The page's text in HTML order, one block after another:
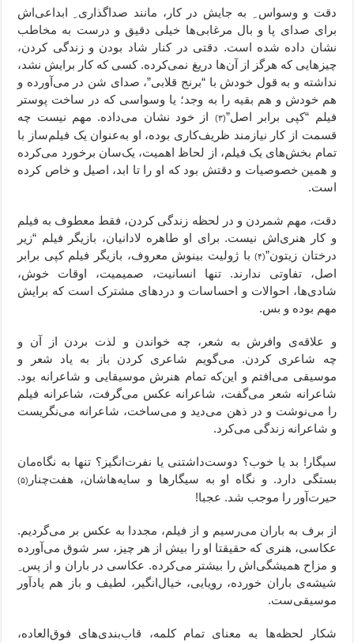
دقت و وسواس ِ به جایش در کار، مانند صداگذاری ِ ابداعی‌اش
برای صدای پا و بال مرغابی‌ها خیلی دقیق و درست به مخاطب
نشان داده شده است. دقتی در کنار شاد بودن و زندگی کردن،
چیزهایی که هرگز از آن‌ها دریغ نمی‌کرده. کسی که کار برایش نشد،
نداشته و به قول خودش با “برنج قلابی”، صدای شن در می‌آورده و
هم خودش و هم بقیه را به وجد؛ یا وسواسی که در ساخت پوستر
فیلم “کپی برابر اصل”(۳)
از خود نشان می‌داده. مهم نیست چه
قسمت از کار نیازمند ظریف‌کاری‌ بوده، او به‌عنوان یک فیلم‌ساز با
تمام بخش‌های یک فیلم، از لحاظ اهمیت، یک‌سان برخورد می‌کرده
و همین خصوصیات و دقتش بود که او را تا ابد، اصیل و خاص کرده
است.
دقت، مهم شمردن و در لحظه زندگی کردن، فقط معطوف به فیلم
و کار هنری‌اش نیست. برای او طاهره لادانیان، بازیگر فیلم “زیر
درختان زیتون”(۴)
با ژولیت بینوش معروف، بازیگر فیلم کپی برابر
اصل، تفاوتی ندارند. تنها انسانیت، صمیمیت، اوقات خوش،
شادی‌ها، احوالات و احساسات و دردهای مشترک است که برایش
مهم بوده و بس.
و علاقه‌ی وافرش به شعر، چه خواندن و لذت بردن از آن و
چه شاعری کردن. می‌گویم شاعری کردن باز به یاد شعر و
موسیقی می‌افتم و این‌که تمام هنرش موسیقایی و شاعرانه بود.
شاعرانه شعر می‌گفت، شاعرانه عکس می‌گرفت، شاعرانه فیلم
را می‌نوشت و در ذهن می‌دید و می‌ساخت، شاعرانه می‌نگریست
و شاعرانه زندگی می‌کرد.
سیگار! بد یا خوب؟ دوست‌داشتنی یا نفرت‌انگیز؟ تنها به نگاه‌مان
بستگی دارد. و نگاه او به سیگارها و سایه‌هاشان، هفت‌چنار (۵)
حیرت‌آور را موجب شد. عجبا!
از برف به باران می‌رسیم و از فیلم، مجددا به عکس بر می‌گردیم.
عکاسی، هنری که حقیقتا او را بیش از هر چیز،‌ سر شوق می‌‌آورده
و مزاح همیشگی‌اش را بیشتر می‌کرده. عکاسی در باران و از پس ِ
شیشه‌ی باران خورده، رویایی، خیال‌انگیر، لطیف و باز هم یادآور
موسیقی‌ست.
شکار لحظه‌ها به معنای تمام کلمه، قاب‌بندی‌های فوق‌العاده،